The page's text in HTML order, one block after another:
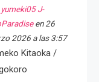
yumeki05 J-
en 26
2026 a las 3:57
Kitaoka /